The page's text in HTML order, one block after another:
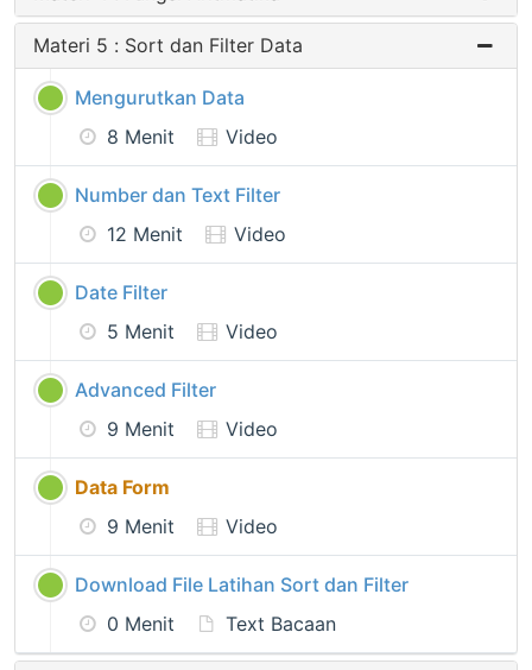
Materi 5 : Sort dan Filter Data
Mengurutkan Data
8 Menit
Video
Number dan Text Filter
12 Menit
Video
Date Filter
5 Menit
Video
Advanced Filter
9 Menit
Video
Data Form
9 Menit
Video
Download File Latihan Sort dan Filter
0 Menit
Text Bacaan